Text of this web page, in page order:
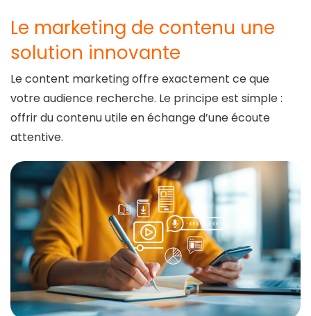
Le marketing de contenu une
solution innovante
Le content marketing offre exactement ce que
votre audience recherche. Le principe est simple :
offrir du contenu utile en échange d’une écoute
attentive.